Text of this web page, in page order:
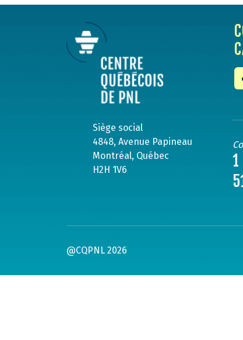
Siège social
4848, Avenue Papineau
Montréal, Québec
H2H 1V6
@CQPNL 2026